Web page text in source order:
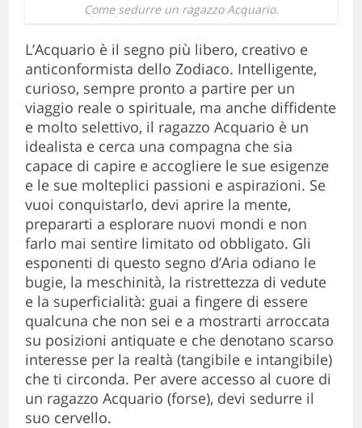
Come sedurre un ragazzo Acquario.
L’Acquario è il segno più libero, creativo e
anticonformista dello Zodiaco. Intelligente,
curioso, sempre pronto a partire per un
viaggio reale o spirituale, ma anche diffidente
e molto selettivo, il ragazzo Acquario è un
idealista e cerca una compagna che sia
capace di capire e accogliere le sue esigenze
e le sue molteplici passioni e aspirazioni. Se
vuoi conquistarlo, devi aprire la mente,
prepararti a esplorare nuovi mondi e non
farlo mai sentire limitato od obbligato. Gli
esponenti di questo segno d’Aria odiano le
bugie, la meschinità, la ristrettezza di vedute
e la superficialità: guai a fingere di essere
qualcuna che non sei e a mostrarti arroccata
su posizioni antiquate e che denotano scarso
interesse per la realtà (tangibile e intangibile)
che ti circonda. Per avere accesso al cuore di
un ragazzo Acquario (forse), devi sedurre il
suo cervello.